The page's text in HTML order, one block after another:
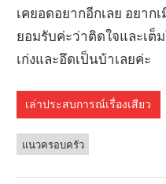
เคยอดอยากอีกเลย อยาก
ยอมรับค่ะว่าติดใจและเต็
เก่งและอึดเป็นบ้าเลยค่ะ
เล่าประสบการณ์เรื่องเสียว
แนวครอบครัว